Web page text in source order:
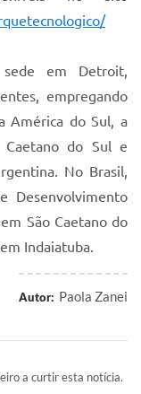
em Detroit,
empregando
América do Sul, a
do Sul e
No Brasil,
Desenvolvimento
São Caetano do
Indaiatuba.
Autor: Paola Zanei
a curtir esta notícia.